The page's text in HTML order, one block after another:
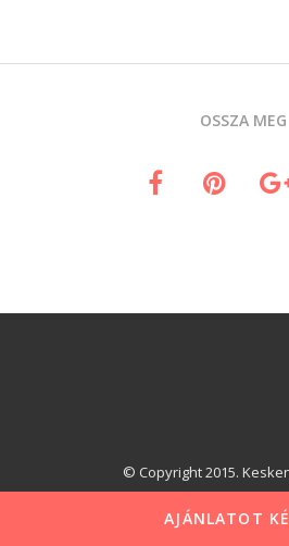
OSSZA MEG
© Copyright 2015.
AJÁNLATOT